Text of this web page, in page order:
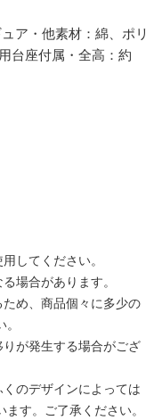
ア・他素材：綿、ポリ
台座付属・全高：約
してください。
場合があります。
め、商品個々に多少の
が発生する場合がござ
のデザインによっては
す。ご了承ください。